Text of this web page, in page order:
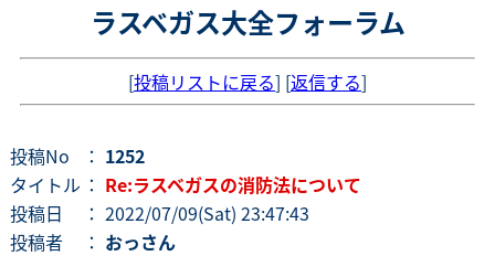
ラスベガス大全フォーラム
[投稿リストに戻る] [返信する]
投稿No ： 1252
タイトル ： Re:ラスベガスの消防法について
投稿日
： 2022/07/09(Sat) 23:47:43
投稿者
： おっさん